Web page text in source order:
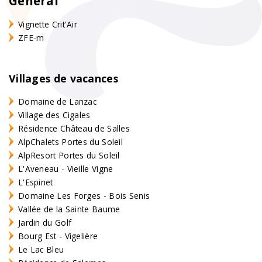
Vignette Crit'Air
ZFE-m
Villages de vacances
Domaine de Lanzac
Village des Cigales
Résidence Château de Salles
AlpChalets Portes du Soleil
AlpResort Portes du Soleil
L'Aveneau - Vieille Vigne
L'Espinet
Domaine Les Forges - Bois Senis
Vallée de la Sainte Baume
Jardin du Golf
Bourg Est - Vigelière
Le Lac Bleu